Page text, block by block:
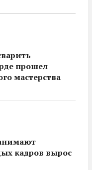
прошел
мастерства
кадров вырос